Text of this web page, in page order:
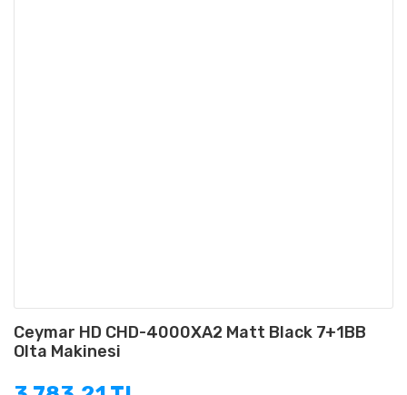
Ceymar HD CHD-4000XA2 Matt Black 7+1BB
Olta Makinesi